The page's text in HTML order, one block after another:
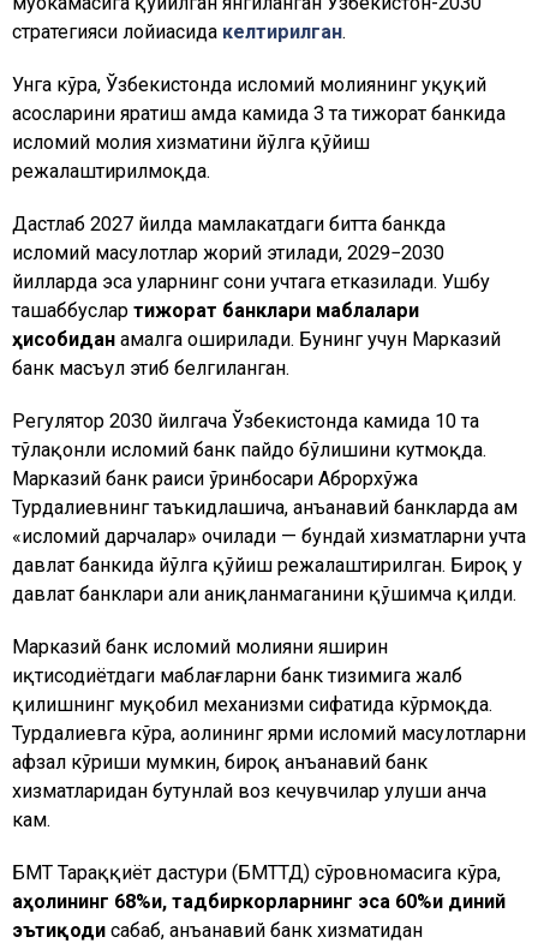
стратегияси лойиҳасида келтирилган.
Унга кўра, Ўзбекистонда исломий молиянинг ҳуқуқий
асосларини яратиш ҳамда камида 3 та тижорат банкида
исломий молия хизматини йўлга қўйиш
режалаштирилмоқда.
Дастлаб 2027 йилда мамлакатдаги битта банкда
исломий маҳсулотлар жорий этилади, 2029−2030
йилларда эса уларнинг сони учтага етказилади. Ушбу
ташаббуслар тижорат банклари маблағлари
ҳисобидан амалга оширилади. Бунинг учун Марказий
банк масъул этиб белгиланган.
Регулятор 2030 йилгача Ўзбекистонда камида 10 та
тўлақонли исломий банк пайдо бўлишини кутмоқда.
Марказий банк раиси ўринбосари Аброрхўжа
Турдалиевнинг таъкидлашича, анъанавий банкларда ҳам
«исломий дарчалар» очилади — бундай хизматларни учта
давлат банкида йўлга қўйиш режалаштирилган. Бироқ у
давлат банклари ҳали аниқланмаганини қўшимча қилди.
Марказий банк исломий молияни яширин
иқтисодиётдаги маблағларни банк тизимига жалб
қилишнинг муқобил механизми сифатида кўрмоқда.
Турдалиевга кўра, аҳолининг ярми исломий маҳсулотларни
афзал кўриши мумкин, бироқ анъанавий банк
хизматларидан бутунлай воз кечувчилар улуши анча
кам.
БМТ Тараққиёт дастури (БМТТД) сўровномасига кўра,
аҳолининг 68%и, тадбиркорларнинг эса 60%и диний
эътиқоди сабаб, анъанавий банк хизматидан